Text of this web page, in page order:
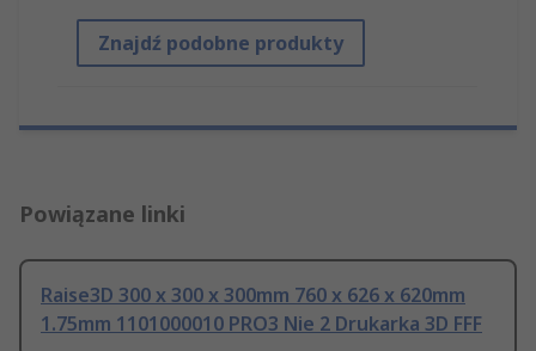
Znajdź podobne produkty
Powiązane linki
Raise3D 300 x 300 x 300mm 760 x 626 x 620mm
1.75mm 1101000010 PRO3 Nie 2 Drukarka 3D FFF